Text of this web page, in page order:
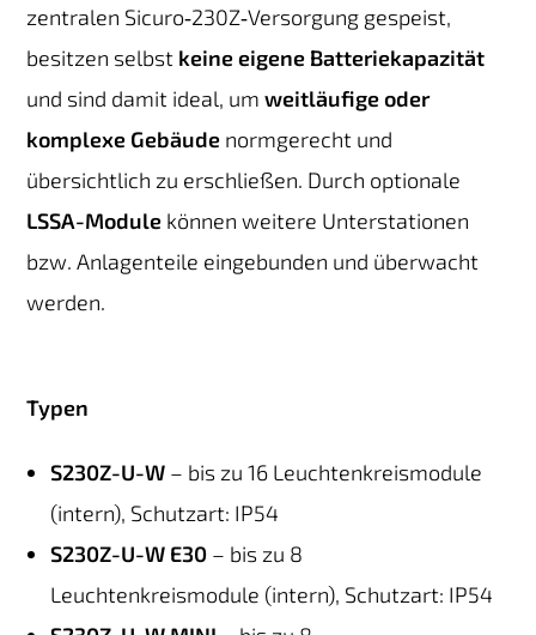
zentralen Sicuro‑230Z‑Versorgung gespeist,
besitzen selbst keine eigene Batteriekapazität
und sind damit ideal, umweitläufige oder
komplexe Gebäude normgerecht und
übersichtlich zu erschließen. Durch optionale
LSSA-Module können weitere Unterstationen
bzw. Anlagenteile eingebunden und überwacht
werden.
Typen
S230Z-U-W – bis zu 16 Leuchtenkreismodule
(intern), Schutzart: IP54
S230Z-U-W E30 – bis zu 8
Leuchtenkreismodule (intern), Schutzart: IP54